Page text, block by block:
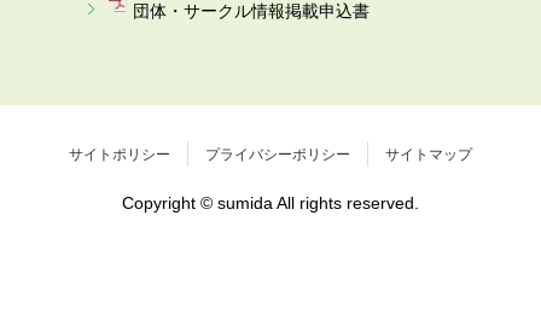
団体・サークル情報掲載申込書
サイトポリシー プライバシーポリシー サイトマップ
Copyright © sumida All rights reserved.